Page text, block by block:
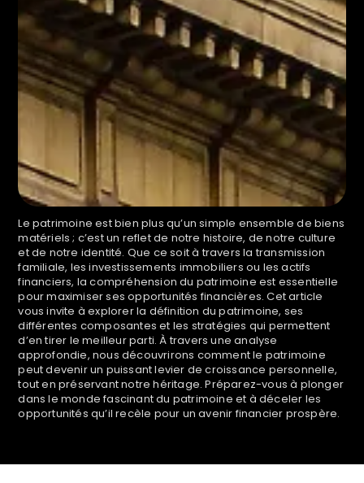
Le patrimoine est bien plus qu’un simple ensemble de biens
matériels ; c’est un reflet de notre histoire, de notre culture
et de notre identité. Que ce soit à travers la transmission
familiale, les investissements immobiliers ou les actifs
financiers, la compréhension du patrimoine est essentielle
pour maximiser ses opportunités financières. Cet article
vous invite à explorer la définition du patrimoine, ses
différentes composantes et les stratégies qui permettent
d’en tirer le meilleur parti. À travers une analyse
approfondie, nous découvrirons comment le patrimoine
peut devenir un puissant levier de croissance personnelle,
tout en préservant notre héritage. Préparez-vous à plonger
dans le monde fascinant du patrimoine et à déceler les
opportunités qu’il recèle pour un avenir financier prospère.